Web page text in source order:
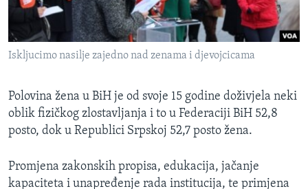
Iskljucimo nasilje zajedno nad zenama i djevojcicama
Polovina žena u BiH je od svoje 15 godine doživjela neki
oblik fizičkog zlostavljanja i to u Federaciji BiH 52,8
posto, dok u Republici Srpskoj 52,7 posto žena.
Promjena zakonskih propisa, edukacija, jačanje
kapaciteta i unapređenje rada institucija, te primjena